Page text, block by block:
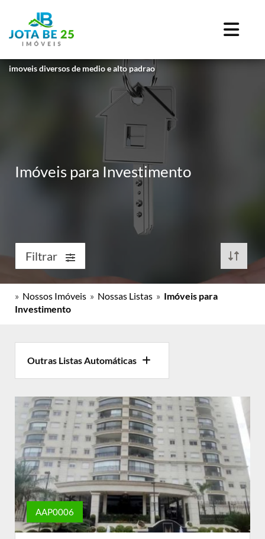
imoveis diversos de medio e alto padrao
Imóveis para Investimento
Filtrar
» Nossos Imóveis » Nossas Listas » Imóveis para
Investimento
Outras Listas Automáticas
AAP0006